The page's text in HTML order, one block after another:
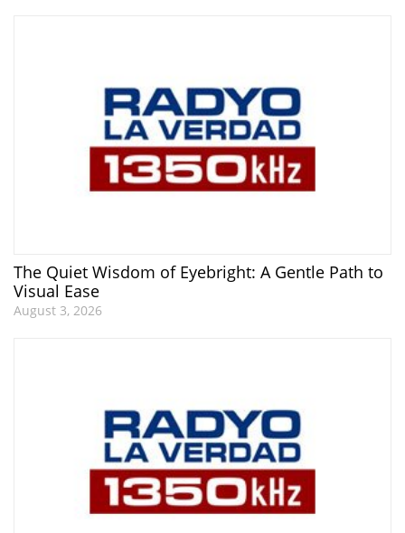
The Quiet Wisdom of Eyebright: A Gentle Path to
Visual Ease
August 3, 2026